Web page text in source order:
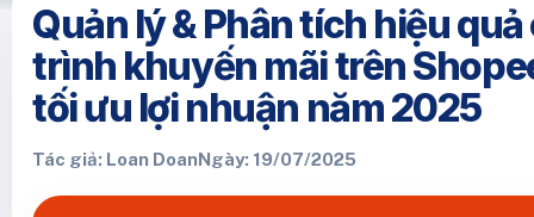
Quản lý & Phân tích hiệu
trình khuyến mãi trên
tối ưu lợi nhuận năm 2025
Tác giả: Loan DoanNgày: 19/07/2025